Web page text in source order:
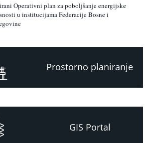
Operativni plan za poboljšanje energijske
u institucijama Federacije Bosne i
Prostorno planiranje
GIS Portal